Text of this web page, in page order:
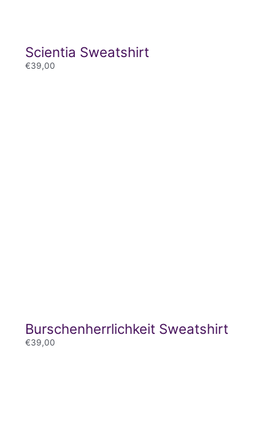
Scientia Sweatshirt
€39,00
Burschenherrlichkeit Sweatshirt
€39,00